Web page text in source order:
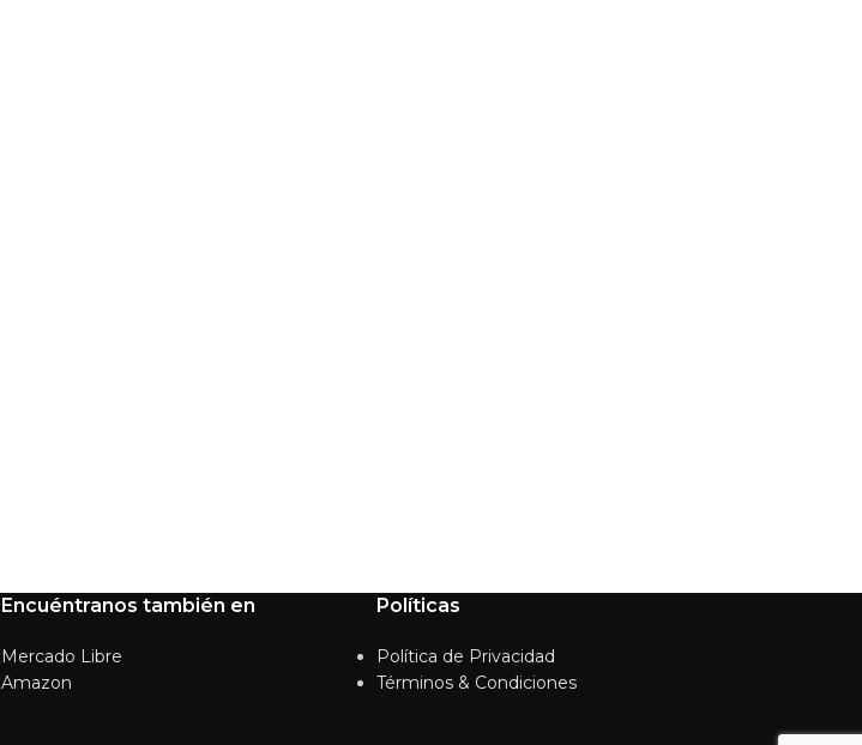
Encuéntranos también en
Mercado Libre
Amazon
Políticas
Política de Privacidad
Términos & Condiciones